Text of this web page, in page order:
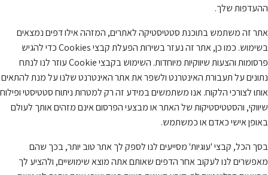
ההעדפות שלך.
אתר זה משתמש בתוכנת סטטיסטיקה לאתרים, המזהה אילו דפים נמצאים
בשימוש. כמו כן, אתר זה נעזר בשירות הפעלת קבצי Cookies כדי להגיש
פרסומות והצעות שיווקיות מיוחדות. השימוש בקבצי Cookie עוזר לנו לנתח
נתונים על תעבורת האינטרנט ולשפר את אתר האינטרנט שלנו על מנת להתאים
אותו לצורכי הלקוח. אנו משתמשים במידע זה רק למטרות ניתוח סטטיסטי ופילוח
שיווקי, והסטטיסטיקות של האתר או מבצעי הפרסום אינם מזהים אותך לעולם
באופן אישי כאדם או כמשתמש.
בסך הכל, קבצי 'עוגיות' מסייעים לנו לספק לך אתר טוב יותר, בכך שהם
מאפשרים לנו לעקוב אחר הדפים שאותם אתה מוצא שימושיים, ולהציע לך